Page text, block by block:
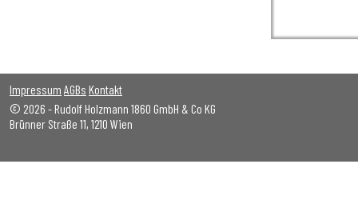
Impressum AGBs Kontakt
© 2026 - Rudolf Holzmann 1860 GmbH & Co KG
Brünner Straße 11, 1210 Wien